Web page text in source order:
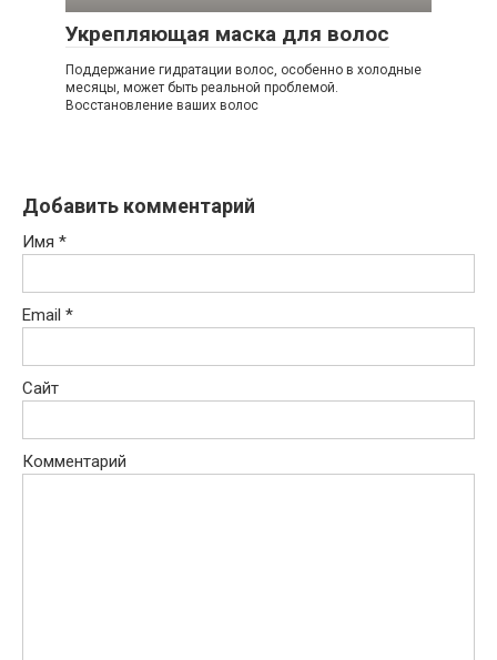
Укрепляющая маска для волос
Поддержание гидратации волос, особенно в холодные
месяцы, может быть реальной проблемой.
Восстановление ваших волос
Добавить комментарий
Имя *
Email *
Сайт
Комментарий